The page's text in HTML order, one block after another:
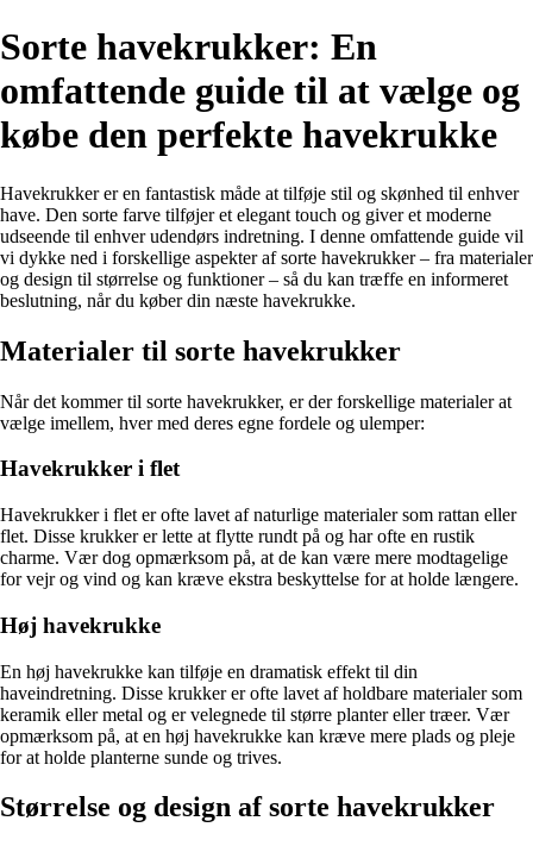
Sorte havekrukker: En
omfattende guide til at vælge og
købe den perfekte havekrukke
Havekrukker er en fantastisk måde at tilføje stil og skønhed til enhver
have. Den sorte farve tilføjer et elegant touch og giver et moderne
udseende til enhver udendørs indretning. I denne omfattende guide vil
vi dykke ned i forskellige aspekter af sorte havekrukker – fra materialer
og design til størrelse og funktioner – så du kan træffe en informeret
beslutning, når du køber din næste havekrukke.
Materialer til sorte havekrukker
Når det kommer til sorte havekrukker, er der forskellige materialer at
vælge imellem, hver med deres egne fordele og ulemper:
Havekrukker i flet
Havekrukker i flet er ofte lavet af naturlige materialer som rattan eller
flet. Disse krukker er lette at flytte rundt på og har ofte en rustik
charme. Vær dog opmærksom på, at de kan være mere modtagelige
for vejr og vind og kan kræve ekstra beskyttelse for at holde længere.
Høj havekrukke
En høj havekrukke kan tilføje en dramatisk effekt til din
haveindretning. Disse krukker er ofte lavet af holdbare materialer som
keramik eller metal og er velegnede til større planter eller træer. Vær
opmærksom på, at en høj havekrukke kan kræve mere plads og pleje
for at holde planterne sunde og trives.
Størrelse og design af sorte havekrukker